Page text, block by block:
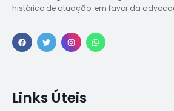
histórico de atuação em favor da
Links Úteis